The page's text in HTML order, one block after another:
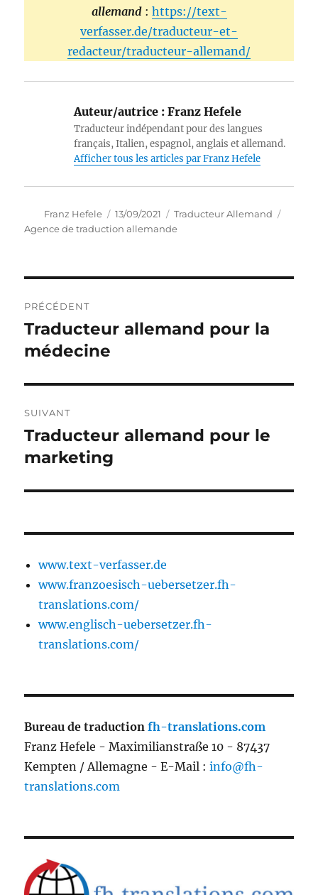
allemand: https://text-
verfasser.de/traducteur-et-
redacteur/traducteur-allemand/
Auteur/autrice : Franz Hefele
Traducteur indépendant pour des langues
français, Italien, espagnol, anglais et allemand.
Afficher tous les articles par Franz Hefele
Auteur
Franz Hefele
Publié
le
13/09/2021 Catégories
Traducteur Allemand
Agence de traduction allemande
de
l’article
PRÉCÉDENT
Publication
précédente :
Traducteur allemand pour la
médecine
SUIVANT
Publication
suivante :
Traducteur allemand pour le
marketing
www.text-verfasser.de
www.franzoesisch-uebersetzer.fh-
translations.com/
www.englisch-uebersetzer.fh-
translations.com/
Bureau de traductionfh-translations.com
Franz Hefele - Maximilianstraße 10 - 87437
Kempten / Allemagne - E-Mail :info@fh-
translations.com